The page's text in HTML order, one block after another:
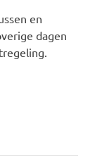
en
dagen